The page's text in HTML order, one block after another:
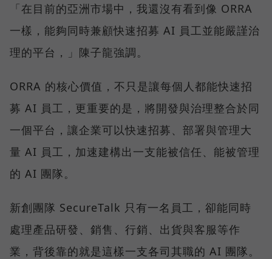
「在目前的亞洲市場中，我還沒有看到像 ORRA
一樣，能夠同時兼顧快速招募 AI 員工並能嚴謹治
理的平台，」陳子龍強調。
ORRA 的核心價值，不只是讓每個人都能快速招
募 AI 員工，更重要的是，將開發與治理整合於同
一個平台，讓企業可以快速招募、部署與管理大
量 AI 員工，加速建構出一支能被信任、能被管理
的 AI 團隊。
新創團隊 SecureTalk 只有一名員工，卻能同時
處理產品研發、銷售、行銷、出貨與客服等作
業，背後靠的就是這樣一支各司其職的 AI 團隊。